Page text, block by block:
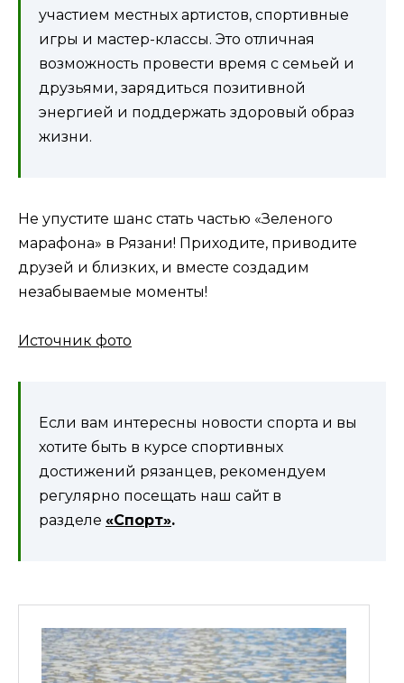
участием местных артистов, спортивные
игры и мастер-классы. Это отличная
возможность провести время с семьей и
друзьями, зарядиться позитивной
энергией и поддержать здоровый образ
жизни.
Не упустите шанс стать частью «Зеленого
марафона» в Рязани! Приходите, приводите
друзей и близких, и вместе создадим
незабываемые моменты!
Источник фото
Если вам интересны новости спорта и вы
хотите быть в курсе спортивных
достижений рязанцев, рекомендуем
регулярно посещать наш сайт в
разделе «Спорт».